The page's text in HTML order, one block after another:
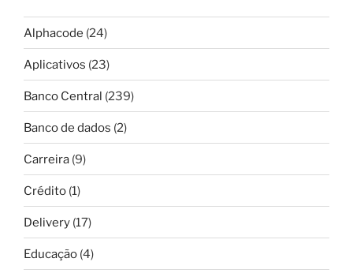
Alphacode (24)
Aplicativos (23)
Banco Central (239)
Banco de dados (2)
Carreira (9)
Crédito (1)
Delivery (17)
Educação (4)